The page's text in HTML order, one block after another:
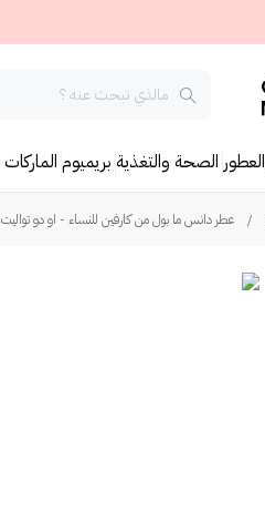
العطور الصحة والتغذية بريميوم الماركات
/ عطر دانس ما بول من كارفين للنساء - او دو تواليت